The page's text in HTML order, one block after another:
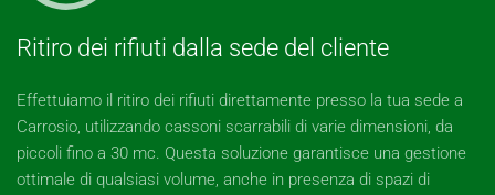
Ritiro dei rifiuti dalla sede del cliente
Effettuiamo il ritiro dei rifiuti direttamente presso la tua sede a
Carrosio, utilizzando cassoni scarrabili di varie dimensioni, da
piccoli fino a 30 mc. Questa soluzione garantisce una gestione
ottimale di qualsiasi volume, anche in presenza di spazi di